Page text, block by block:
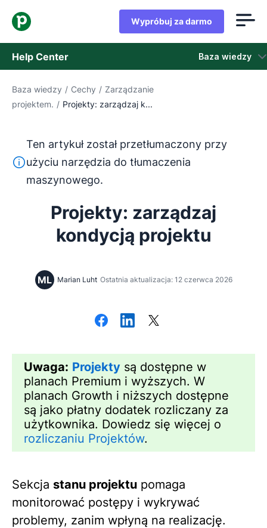
Wypróbuj za darmo
Help Center Baza wiedzy
Baza wiedzy
Skontaktuj się z obsługą klienta
Baza wiedzy / Cechy / Zarządzanie
projektem. / Projekty: zarządzaj k...
Ten tekst został przetłumaczony z języka
Ten artykuł został przetłumaczony przy
użyciu narzędzia do tłumaczenia
maszynowego.
Projekty: zarządzaj
kondycją projektu
ML Marian Luht Ostatnia aktualizacja: 12 czerwca 2026
Uwaga: Projekty są dostępne w
planach Premium i wyższych. W
planach Growth i niższych dostępne
są jako płatny dodatek rozliczany za
użytkownika. Dowiedz się więcej o
rozliczaniu Projektów.
Sekcja stanu projektu pomaga
monitorować postępy i wykrywać
problemy, zanim wpłyną na realizację.